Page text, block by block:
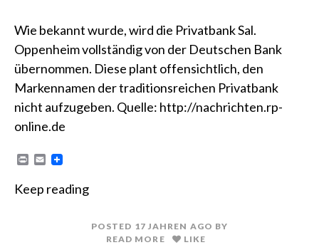
Wie bekannt wurde, wird die Privatbank Sal.
Oppenheim vollständig von der Deutschen Bank
übernommen. Diese plant offensichtlich, den
Markennamen der traditionsreichen Privatbank
nicht aufzugeben. Quelle: http://nachrichten.rp-
online.de
P
n
E
i
Keep reading
POSTED 17 JAHREN AGO BY
READ MORE
LIKE